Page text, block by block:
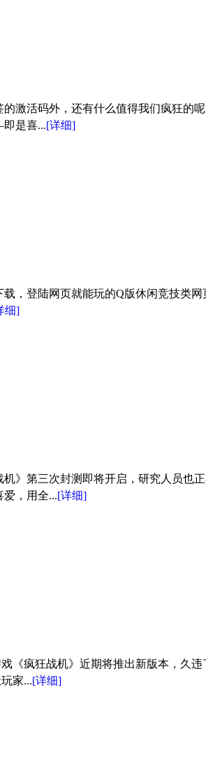
激活码外，还有什么值得我们疯狂的
是喜...[详细]
，登陆网页就能玩的Q版休闲竞技类
细]
》第三次封测即将开启，研究人员
，用全...[详细]
《疯狂战机》近期将推出新版本，
家...[详细]